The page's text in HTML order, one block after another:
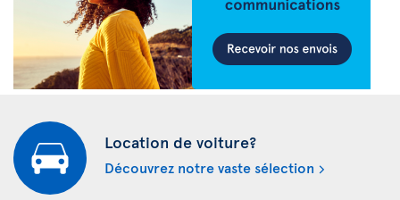
Location de voiture?
Découvrez notre vaste sélection